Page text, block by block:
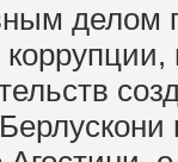
делом